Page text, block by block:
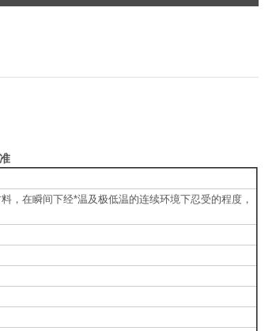
，在瞬间下经*温及极低温的连续环境下忍受的程度，